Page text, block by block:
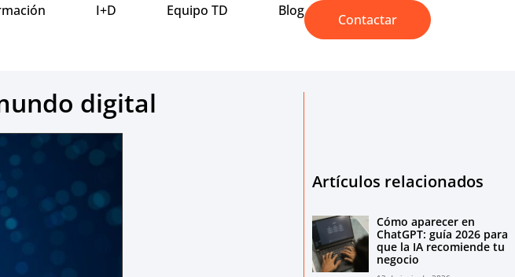
I+D Equipo TD Blog
Contactar
digital
Artículos relacionados
Cómo aparecer en
ChatGPT: guía 2026 para
que la IA recomiende tu
negocio